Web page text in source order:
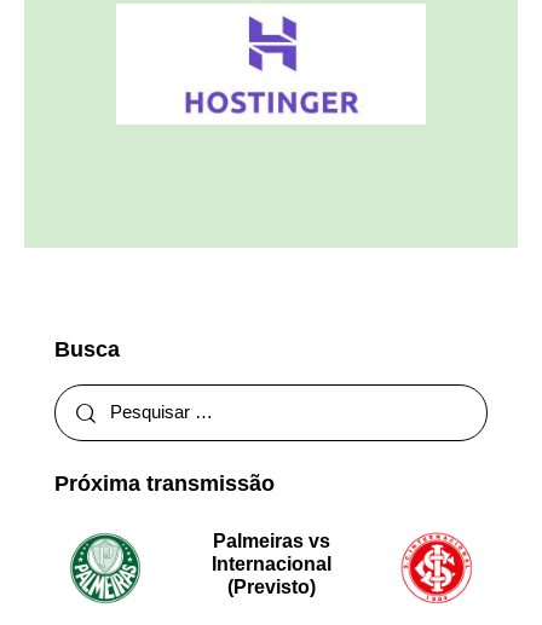
Busca
Próxima transmissão
Palmeiras vs
Internacional
(Previsto)